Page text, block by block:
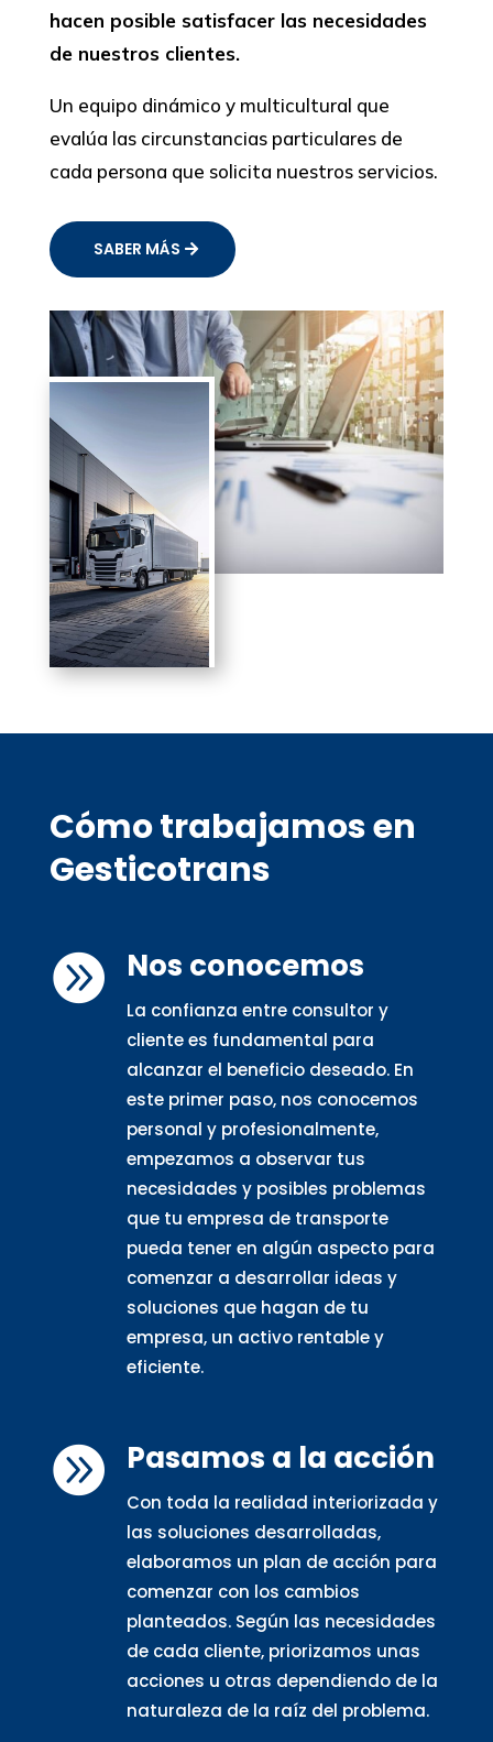
hacen posible satisfacer las necesidades
de nuestros clientes.
Un equipo dinámico y multicultural que
evalúa las circunstancias particulares de
cada persona que solicita nuestros servicios.
SABER MÁS
Cómo trabajamos en
Gesticotrans
 Nos conocemos
La confianza entre consultor y
cliente es fundamental para
alcanzar el beneficio deseado. En
este primer paso, nos conocemos
personal y profesionalmente,
empezamos a observar tus
necesidades y posibles problemas
que tu empresa de transporte
pueda tener en algún aspecto para
comenzar a desarrollar ideas y
soluciones que hagan de tu
empresa, un activo rentable y
eficiente.
 Pasamos a la acción
Con toda la realidad interiorizada y
las soluciones desarrolladas,
elaboramos un plan de acción para
comenzar con los cambios
planteados. Según las necesidades
de cada cliente, priorizamos unas
acciones u otras dependiendo de la
naturaleza de la raíz del problema.